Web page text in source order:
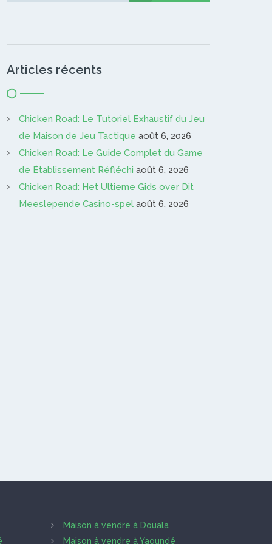
Articles récents
Chicken Road: Le Tutoriel Exhaustif du Jeu
de Maison de Jeu Tactique août 6, 2026
Chicken Road: Le Guide Complet du Game
de Établissement Réfléchi août 6, 2026
Chicken Road: Het Ultieme Gids over Dit
Meeslepende Casino-spel août 6, 2026
Maison à vendre à Douala
Maison à vendre à Yaoundé